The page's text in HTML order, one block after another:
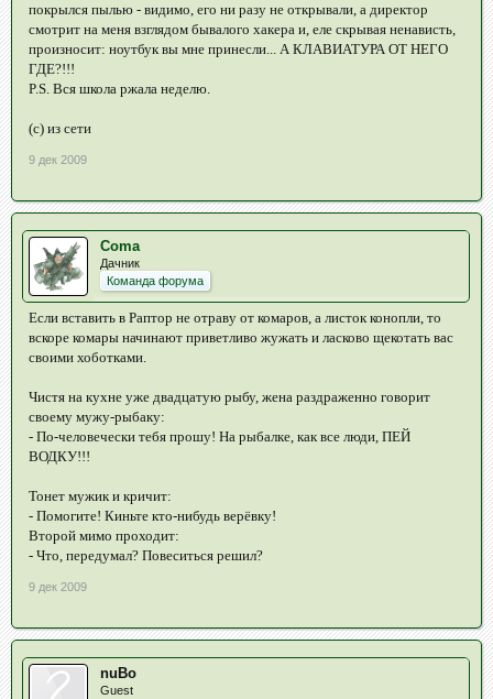
покрылся пылью - видимо, его ни разу не открывали, а директор
смотрит на меня взглядом бывалого хакера и, еле скрывая ненависть,
произносит: ноутбук вы мне принесли... А КЛАВИАТУРА ОТ НЕГО
ГДЕ?!!!
P.S. Вся школа ржала неделю.
(с) из сети
9 дек 2009
Coma
Дачник
Команда форума
Если вставить в Раптор не отраву от комаров, а листок конопли, то
вскоре комары начинают приветливо жужать и ласково щекотать вас
своими хоботками.
Чистя на кухне уже двадцатую рыбу, жена раздраженно говорит
своему мужу-рыбаку:
- По-человечески тебя прошу! На рыбалке, как все люди, ПЕЙ
ВОДКУ!!!
Тонет мужик и кричит:
- Помогите! Киньте кто-нибудь верёвку!
Второй мимо проходит:
- Что, передумал? Повеситься решил?
9 дек 2009
nuBo
Guest